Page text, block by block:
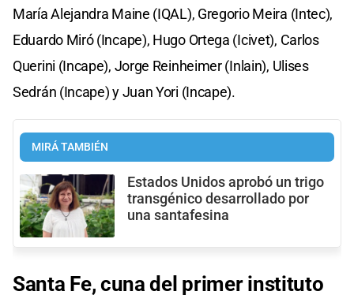
María Alejandra Maine (IQAL), Gregorio Meira (Intec),
Eduardo Miró (Incape), Hugo Ortega (Icivet), Carlos
Querini (Incape), Jorge Reinheimer (Inlain), Ulises
Sedrán (Incape) y Juan Yori (Incape).
MIRÁ TAMBIÉN
Estados Unidos aprobó un trigo
transgénico desarrollado por
una santafesina
Santa Fe, cuna del primer instituto